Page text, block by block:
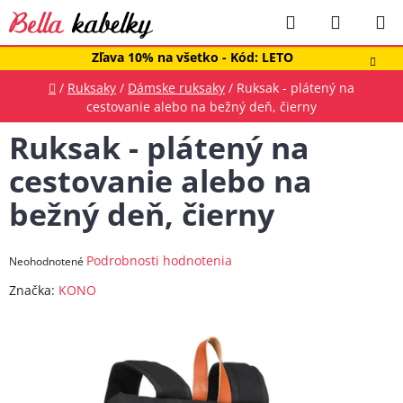
Prejsť
na
obsah
Zľava 10% na všetko - Kód: LETO
Hľadať
KOŠÍK
Domov
/ Ruksaky / Dámske ruksaky / Ruksak - plátený na
cestovanie alebo na bežný deň, čierny
Ruksak - plátený na
cestovanie alebo na
bežný deň, čierny
Priemerné
produktu
Neohodnotené Podrobnosti hodnotenia
Značka: KONO